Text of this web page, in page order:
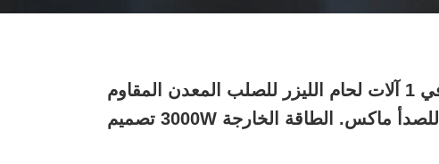
3 في 1 آلات لحام الليزر للصلب المعدن المقاوم
للصدأ ماكس. الطاقة الخارجة 3000W تصميم